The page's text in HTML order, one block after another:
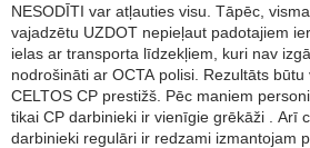
NESODĪTI var atļauties visu. Tāpēc, vismaz CP vadu komandieriem
vajadzētu UZDOT nepieļaut padotajiem
ielas ar transporta līdzekļiem, kuri nav
nodrošināti ar OCTA polisi. Rezultāts būtu viennozīmīgs - TIKAI
CELTOS CP prestižš. Pēc maniem personiskajiem vērojumiem - ne
tikai CP darbinieki ir vienīgie grēkāži . Arī
darbinieki regulāri ir redzami izmantojam personisko transportu bez